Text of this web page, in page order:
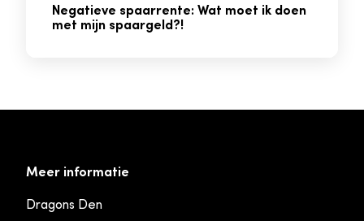
Negatieve spaarrente: Wat moet ik doen
met mijn spaargeld?!
Meer informatie
Dragons Den